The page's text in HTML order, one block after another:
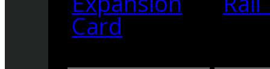
Card